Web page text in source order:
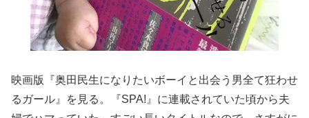
映画版『奥田民生になりたいボーイと出会う男全て狂わせ
るガール』を見る。『SPA!』に連載されていた頃から夫